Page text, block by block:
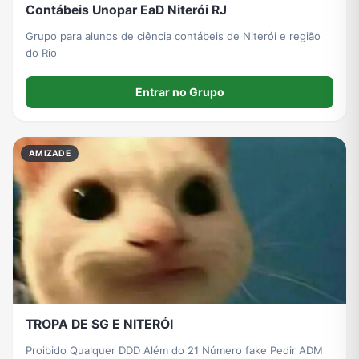
Contábeis Unopar EaD Niterói RJ
Grupo para alunos de ciência contábeis de Niterói e região
do Rio
Entrar no Grupo
AMIZADE
TROPA DE SG E NITERÓI
Proibido Qualquer DDD Além do 21 Número fake Pedir ADM